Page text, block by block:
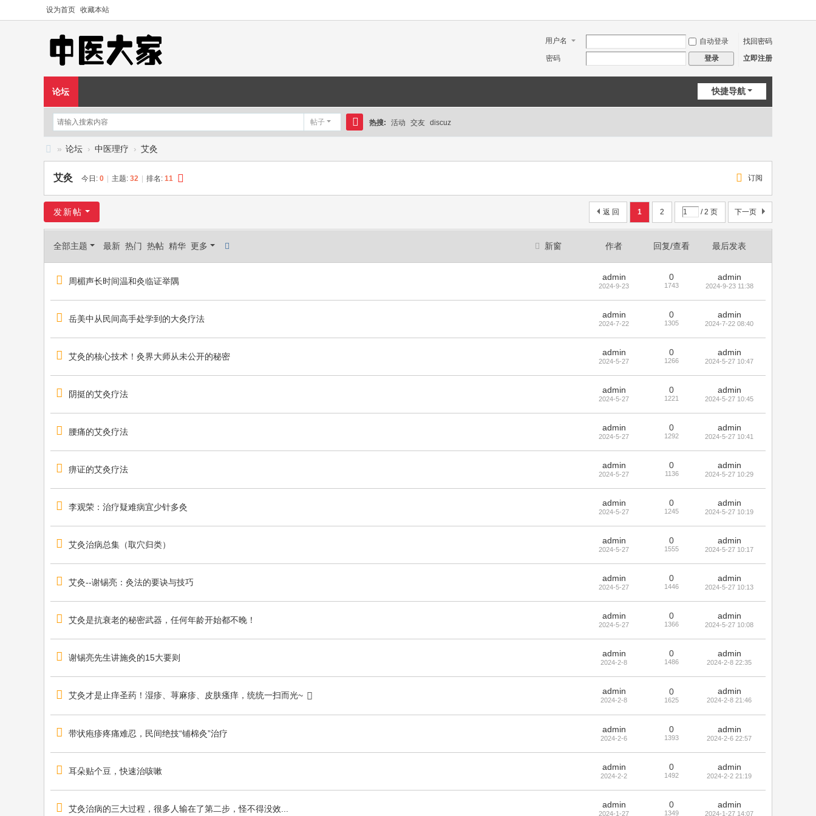
设为首页 收藏本站
用户名 自动登录
找回密码
密码
登录 立即注册
快捷导航
论坛
帖子
搜
热搜: 活动 交友 discuz
大
家
临
经
最
» 论坛 › 中医理疗 › 艾灸
订阅
艾灸 今日: 0 主题: 32 排名: 11
1 2 / 2 页 下一页
返 回
发新帖
新窗
全部主题 最新 热门 热帖 精华 更多 作者 回复/查看 最后发表
周楣声长时间温和灸临证举隅 admin
2024-9-23
0
1743
admin
2024-9-23 11:38
岳美中从民间高手处学到的大灸疗法 admin
2024-7-22
0
1305
admin
2024-7-22 08:40
艾灸的核心技术！灸界大师从未公开的秘密 admin
2024-5-27
0
1266
admin
2024-5-27 10:47
阴挺的艾灸疗法 admin
2024-5-27
0
1221
admin
2024-5-27 10:45
腰痛的艾灸疗法 admin
2024-5-27
0
1292
admin
2024-5-27 10:41
痹证的艾灸疗法 admin
2024-5-27
0
1136
admin
2024-5-27 10:29
李观荣：治疗疑难病宜少针多灸 admin
2024-5-27
0
1245
admin
2024-5-27 10:19
艾灸治病总集（取穴归类） admin
2024-5-27
0
1555
admin
2024-5-27 10:17
艾灸--谢锡亮：灸法的要诀与技巧 admin
2024-5-27
0
1446
admin
2024-5-27 10:13
艾灸是抗衰老的秘密武器，任何年龄开始都不晚！ admin
2024-5-27
0
1366
admin
2024-5-27 10:08
谢锡亮先生讲施灸的15大要则 admin
2024-2-8
0
1486
admin
2024-2-8 22:35
艾灸才是止痒圣药！湿疹、荨麻疹、皮肤瘙痒，统统一扫而光~ admin
2024-2-8
0
1625
admin
2024-2-8 21:46
带状疱疹疼痛难忍，民间绝技“铺棉灸”治疗 admin
2024-2-6
0
1393
admin
2024-2-6 22:57
耳朵贴个豆，快速治咳嗽 admin
2024-2-2
0
1492
admin
2024-2-2 21:19
艾灸治病的三大过程，很多人输在了第二步，怪不得没效... admin
2024-1-27
0
1349
admin
2024-1-27 14:07